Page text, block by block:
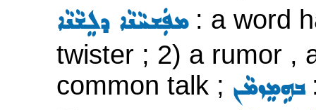
ܡܦܲܫܚܵܢܵܐ ܕܠܸܫܵܢܵܐ: a word
twister ; 2) a rumor ,
common talk ; ܒܗܹܡܸܙܡܵܢ